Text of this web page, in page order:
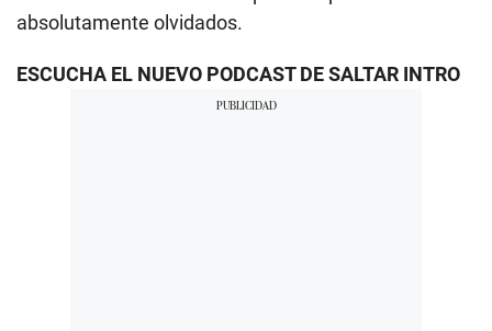
absolutamente olvidados.
ESCUCHA EL NUEVO PODCAST DE SALTAR INTRO